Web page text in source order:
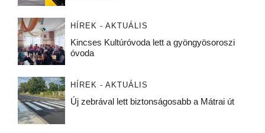
HÍREK - AKTUÁLIS
Kincses Kultúróvoda lett a gyöngyösoroszi
óvoda
HÍREK - AKTUÁLIS
Új zebrával lett biztonságosabb a Mátrai út